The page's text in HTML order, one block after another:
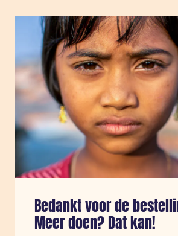
Sla carousel over
Bedankt voor de
Meer doen? Dat kan!